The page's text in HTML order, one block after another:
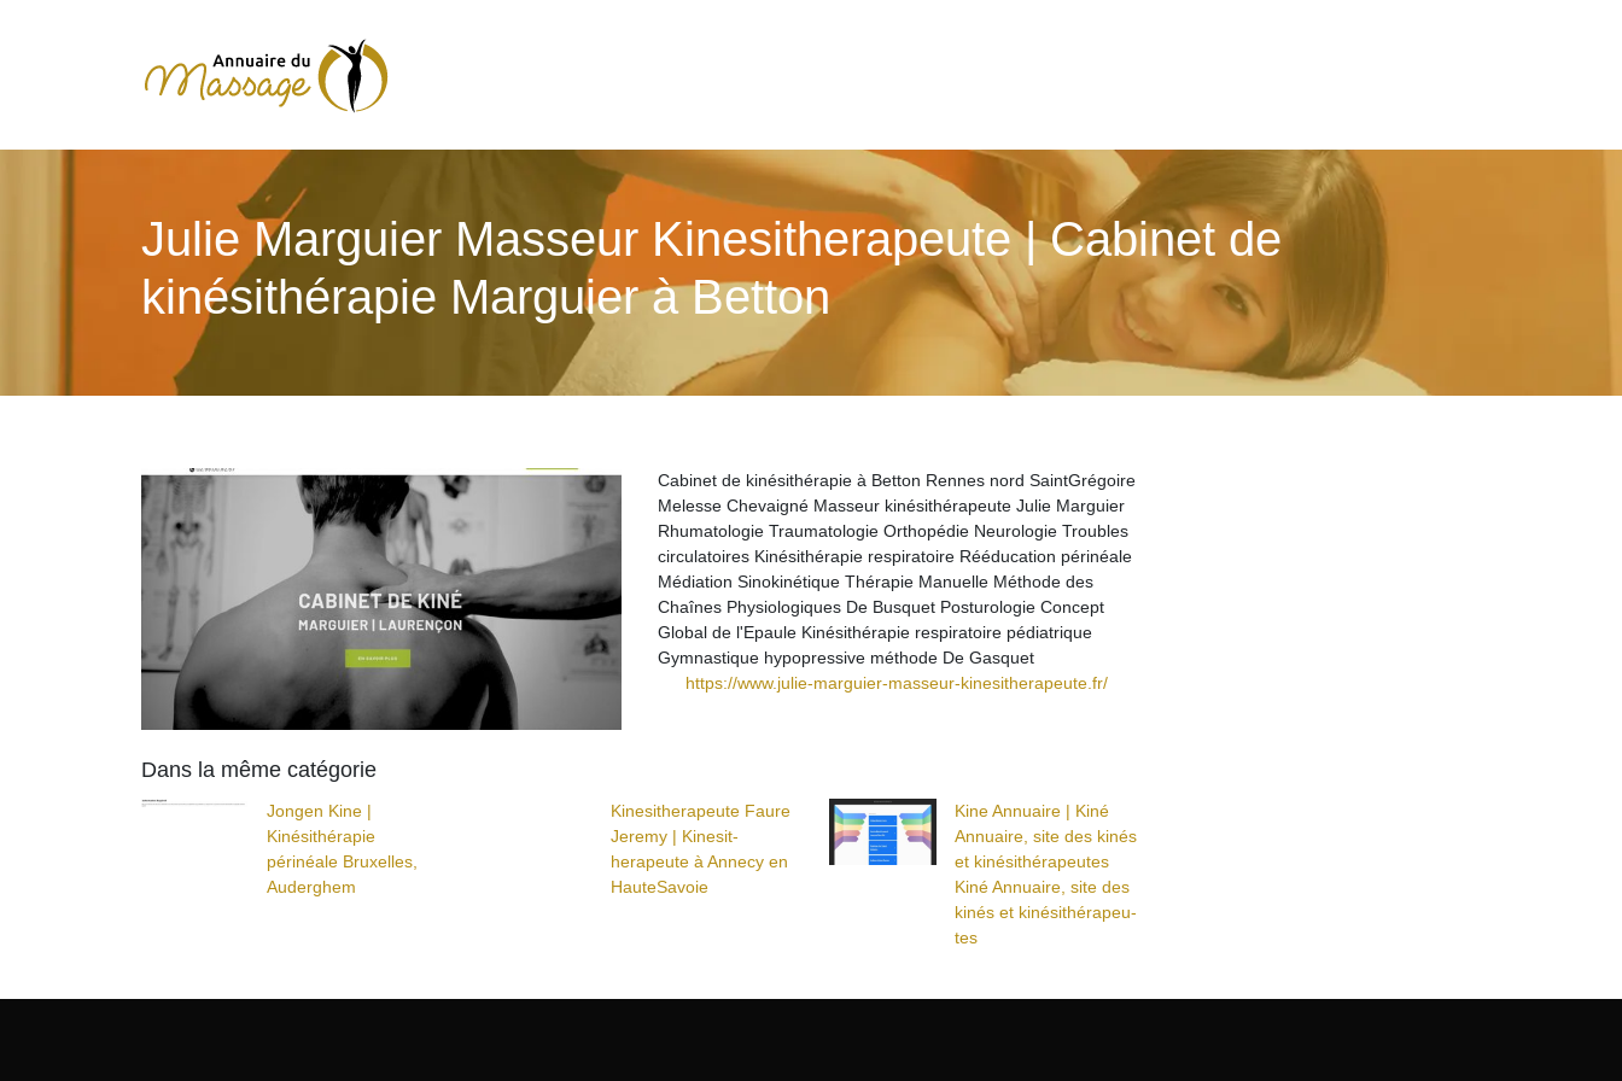
Julie Marguier Masseur Kinesitherapeute | Cabinet de
kinésithéra­pie Marguier à Betton
Cabinet de kinésithérapie à Betton Rennes nord SaintGrégoire
Melesse Chevaigné Masseur kinésithérapeute Julie Marguier
Rhumatologie Traumatologie Orthopédie Neurologie Troubles
circulatoires Kinésithérapie respiratoire Rééducation périnéale
Médiation Sinokinétique Thérapie Manuelle Méthode des
Chaînes Physiologiques De Busquet Posturologie Concept
Global de l'Epaule Kinésithérapie respiratoire pédiatrique
Gymnastique hypopressive méthode De Gasquet
https://www.julie-marguier-masseur-kinesitherapeute.fr/
Dans la même catégorie
Jongen Kine |
Kinésithéra­pie
périnéale Bruxelles,
Auderghem
Kinesitherapeute Faure
Jeremy | Kinesit­
herapeu­te à Annecy en
HauteSavoie
Kine Annuaire | Kiné
Annuaire, site des kinés
et kinésithérapeu­tes
Kiné Annuaire, site des
kinés et kinésithérapeu­
tes